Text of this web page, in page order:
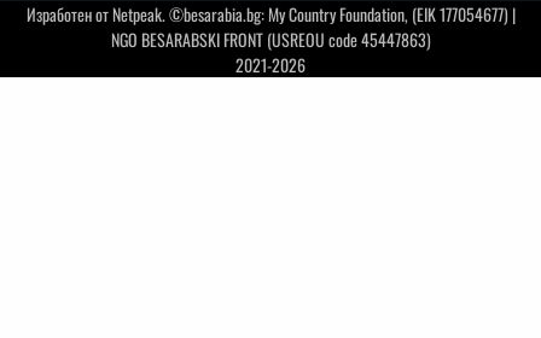
Изработен отNetpeak. ©besarabia.bg: My Country Foundation, (EIK 177054677) |
NGO BESARABSKI FRONT (USREOU code 45447863)
2021-2026